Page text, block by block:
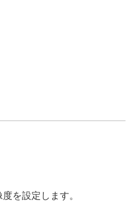
を設定します。